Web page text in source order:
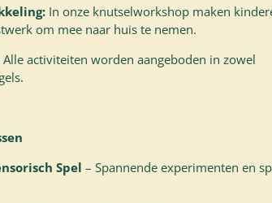
In onze knutselworkshop maken
om mee naar huis te nemen.
Alle activiteiten worden aangeboden in zowel
Spel – Spannende experimenten en